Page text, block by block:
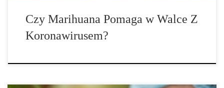
Czy Marihuana Pomaga w Walce Z
Koronawirusem?